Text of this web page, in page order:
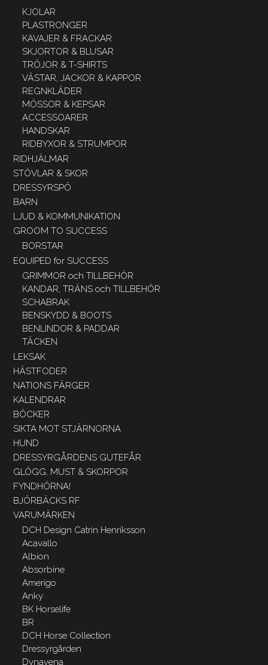
KJOLAR
PLASTRONGER
KAVAJER & FRACKAR
SKJORTOR & BLUSAR
TRÖJOR & T-SHIRTS
VÄSTAR, JACKOR & KAPPOR
REGNKLÄDER
MÖSSOR & KEPSAR
ACCESSOARER
HANDSKAR
RIDBYXOR & STRUMPOR
RIDHJÄLMAR
STÖVLAR & SKOR
DRESSYRSPÖ
BARN
LJUD & KOMMUNIKATION
GROOM TO SUCCESS
BORSTAR
EQUIPED for SUCCESS
GRIMMOR och TILLBEHÖR
KANDAR, TRÄNS och TILLBEHÖR
SCHABRAK
BENSKYDD & BOOTS
BENLINDOR & PADDAR
TÄCKEN
LEKSAK
HÄSTFODER
NATIONS FÄRGER
KALENDRAR
BÖCKER
SIKTA MOT STJÄRNORNA
HUND
DRESSYRGÅRDENS GUTEFÅR
GLÖGG, MUST & SKORPOR
FYNDHÖRNA!
BJÖRBÄCKS RF
VARUMÄRKEN
DCH Design Catrin Henriksson
Acavallo
Albion
Absorbine
Amerigo
Anky
BK Horselife
BR
DCH Horse Collection
Dressyrgården
Dynavena